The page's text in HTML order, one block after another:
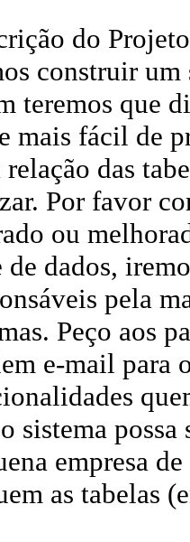
do
construir um
teremos que
mais fácil de
relação das
Por favor
ou
de dados,
pela
Peço aos
e-mail para
sistema
empresa
as tabelas